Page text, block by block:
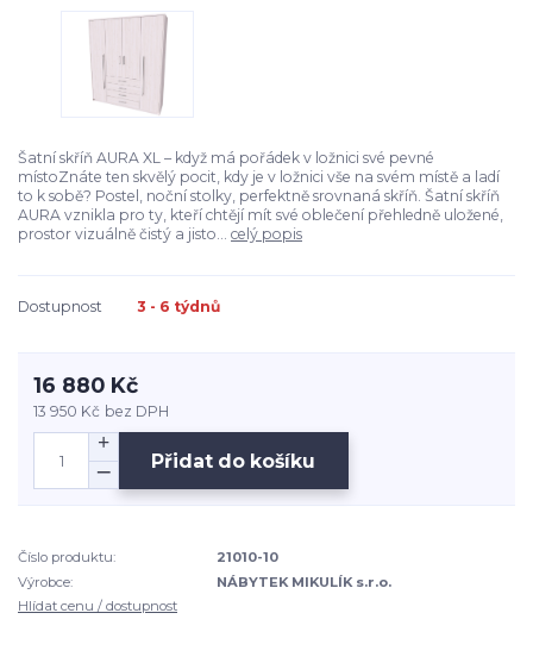
Šatní skříň AURA XL – když má pořádek v ložnici své pevné
místoZnáte ten skvělý pocit, kdy je v ložnici vše na svém místě a ladí
to k sobě? Postel, noční stolky, perfektně srovnaná skříň. Šatní skříň
AURA vznikla pro ty, kteří chtějí mít své oblečení přehledně uložené,
prostor vizuálně čistý a jisto... celý popis
Dostupnost 3 - 6 týdnů
16 880 Kč
13 950 Kč bez DPH
Přidat do košíku
Číslo produktu:
21010-10
Výrobce:
NÁBYTEK MIKULÍK s.r.o.
Hlídat cenu / dostupnost